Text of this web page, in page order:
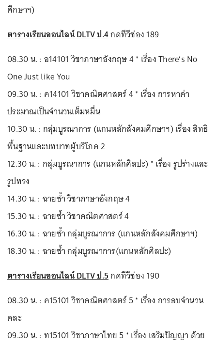
ศึกษาฯ)
ตารางเรียนออนไลน์ DLTV ป.4กดทีวีช่อง 189
08.30 น. : อ14101 วิชาภาษาอังกฤษ 4 * เรื่อง There’s No
One Just like You
09.30 น. : ค14101 วิชาคณิตศาสตร์ 4 * เรื่อง การหาค่า
ประมาณเป็นจำนวนเต็มหมื่น
10.30 น. : กลุ่มบูรณาการ (แกนหลักสังคมศึกษาฯ) เรื่อง สิทธิ
พื้นฐานและบทบาทผู้บริโภค 2
12.30 น. : กลุ่มบูรณาการ (แกนหลักศิลปะ) * เรื่อง รูปร่างและ
รูปทรง
14.30 น. : ฉายซ้ำ วิชาภาษาอังกฤษ 4
15.30 น. : ฉายซ้ำ วิชาคณิตศาสตร์ 4
16.30 น. : ฉายซ้ำ กลุ่มบูรณาการ (แกนหลักสังคมศึกษาฯ)
18.30 น. : ฉายซ้ำ กลุ่มบูรณาการ(แกนหลักศิลปะ)
ตารางเรียนออนไลน์ DLTV ป.5กดทีวีช่อง 190
08.30 น. : ค15101 วิชาคณิตศาสตร์ 5 * เรื่อง การลบจำนวน
คละ
09.30 น. : ท15101 วิชาภาษาไทย 5 * เรื่อง เสริมปัญญา ด้วย